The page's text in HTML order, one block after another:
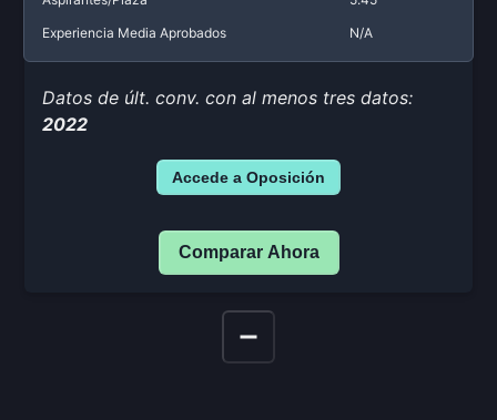
Experiencia Media Aprobados
N/A
Datos de últ. conv. con al menos tres datos:
2022
Accede a Oposición
Comparar Ahora